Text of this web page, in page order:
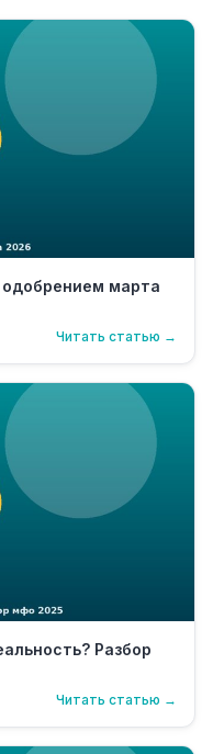
марта
Читать статью →
Разбор
Читать статью →